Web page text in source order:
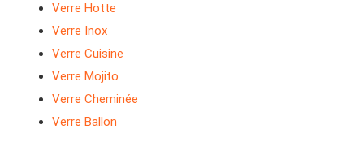
Verre Hotte
Verre Inox
Verre Cuisine
Verre Mojito
Verre Cheminée
Verre Ballon